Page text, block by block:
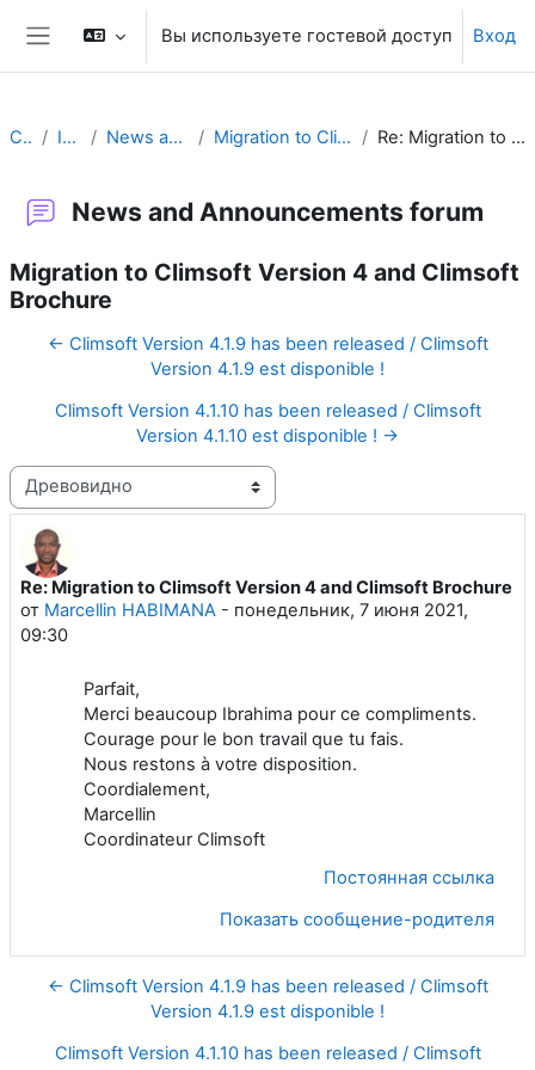
Перейти к основному содержанию
Боковая панель
Вы используете гостевой доступ Вход
Climsoft Introduction News and Announcements forum Migration to Climsoft Version 4 and Climsoft Brochure Re: Migration to Climsoft Version 4 and Climsoft Brochure
News and Announcements forum
Migration to Climsoft Version 4 and Climsoft
Brochure
← Climsoft Version 4.1.9 has been released / Climsoft
Version 4.1.9 est disponible !
Climsoft Version 4.1.10 has been released / Climsoft
Version 4.1.10 est disponible ! →
Режим отображения
Re: Migration to Climsoft Version 4 and Climsoft Brochure
от Marcellin HABIMANA - понедельник, 7 июня 2021,
09:30
Количество ответов: 0
Parfait,
Merci beaucoup Ibrahima pour ce compliments.
Courage pour le bon travail que tu fais.
Nous restons à votre disposition.
Coordialement,
Marcellin
Coordinateur Climsoft
Постоянная ссылка
Показать сообщение-родителя
← Climsoft Version 4.1.9 has been released / Climsoft
Version 4.1.9 est disponible !
Climsoft Version 4.1.10 has been released / Climsoft